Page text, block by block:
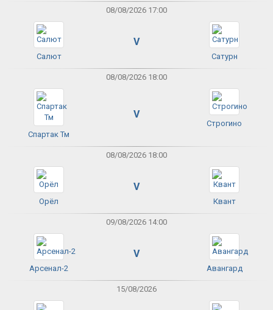
08/08/2026 17:00
Салют
V
Сатурн
08/08/2026 18:00
Спартак Тм
V
Строгино
08/08/2026 18:00
Орёл
V
Квант
09/08/2026 14:00
Арсенал-2
V
Авангард
15/08/2026